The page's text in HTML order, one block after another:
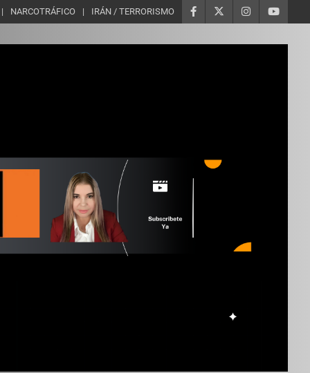
NARCOTRÁFICO IRÁN / TERRORISMO